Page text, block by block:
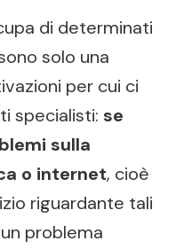
di determinati
solo una
per cui ci
specialisti: se
sulla
o internet, cioè
riguardante tali
problema